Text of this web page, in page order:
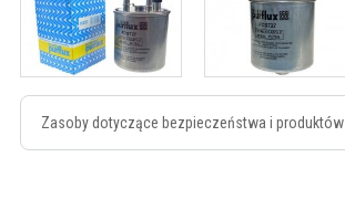
Zasoby dotyczące bezpieczeństwa i produktów